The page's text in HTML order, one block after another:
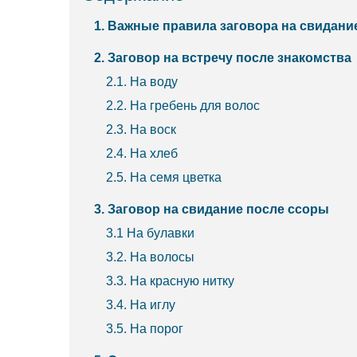
1. Важные правила заговора на
2. Заговор на встречу после знакомства
2.1. На воду
2.2. На гребень для волос
2.3. На воск
2.4. На хлеб
2.5. На семя цветка
3. Заговор на свидание после ссоры
3.1 На булавки
3.2. На волосы
3.3. На красную нитку
3.4. На иглу
3.5. На порог